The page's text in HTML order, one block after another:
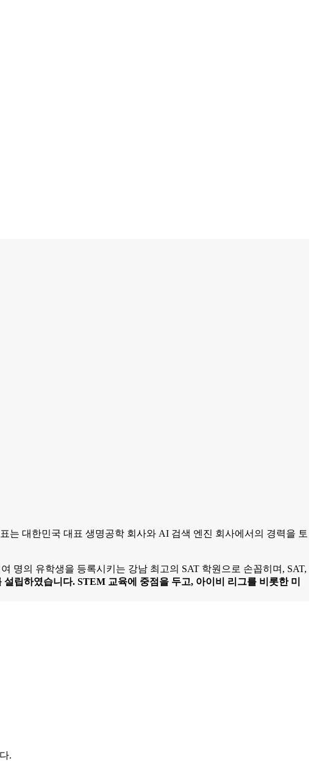
는 대한민국 대표 생명공학 회사와 AI 검색 엔진 회사에서의 경력을 토
명의 유학생을 등록시키는 강남 최고의 SAT 학원으로 손꼽히며, SAT,
립하였습니다. STEM 교육에 중점을 두고, 아이비 리그를 비롯한 미
.